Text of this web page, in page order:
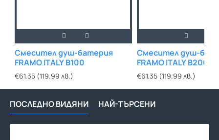
Смесител душ-батерия
FRAMO ITALY B100
€61.35 (119.99 лв.)
Смесител душ-
FRAMO ITALY B200
€61.35 (119.99 лв.)
ПОСЛЕДНО ВИДЯНИ НАЙ-ТЪРСЕНИ